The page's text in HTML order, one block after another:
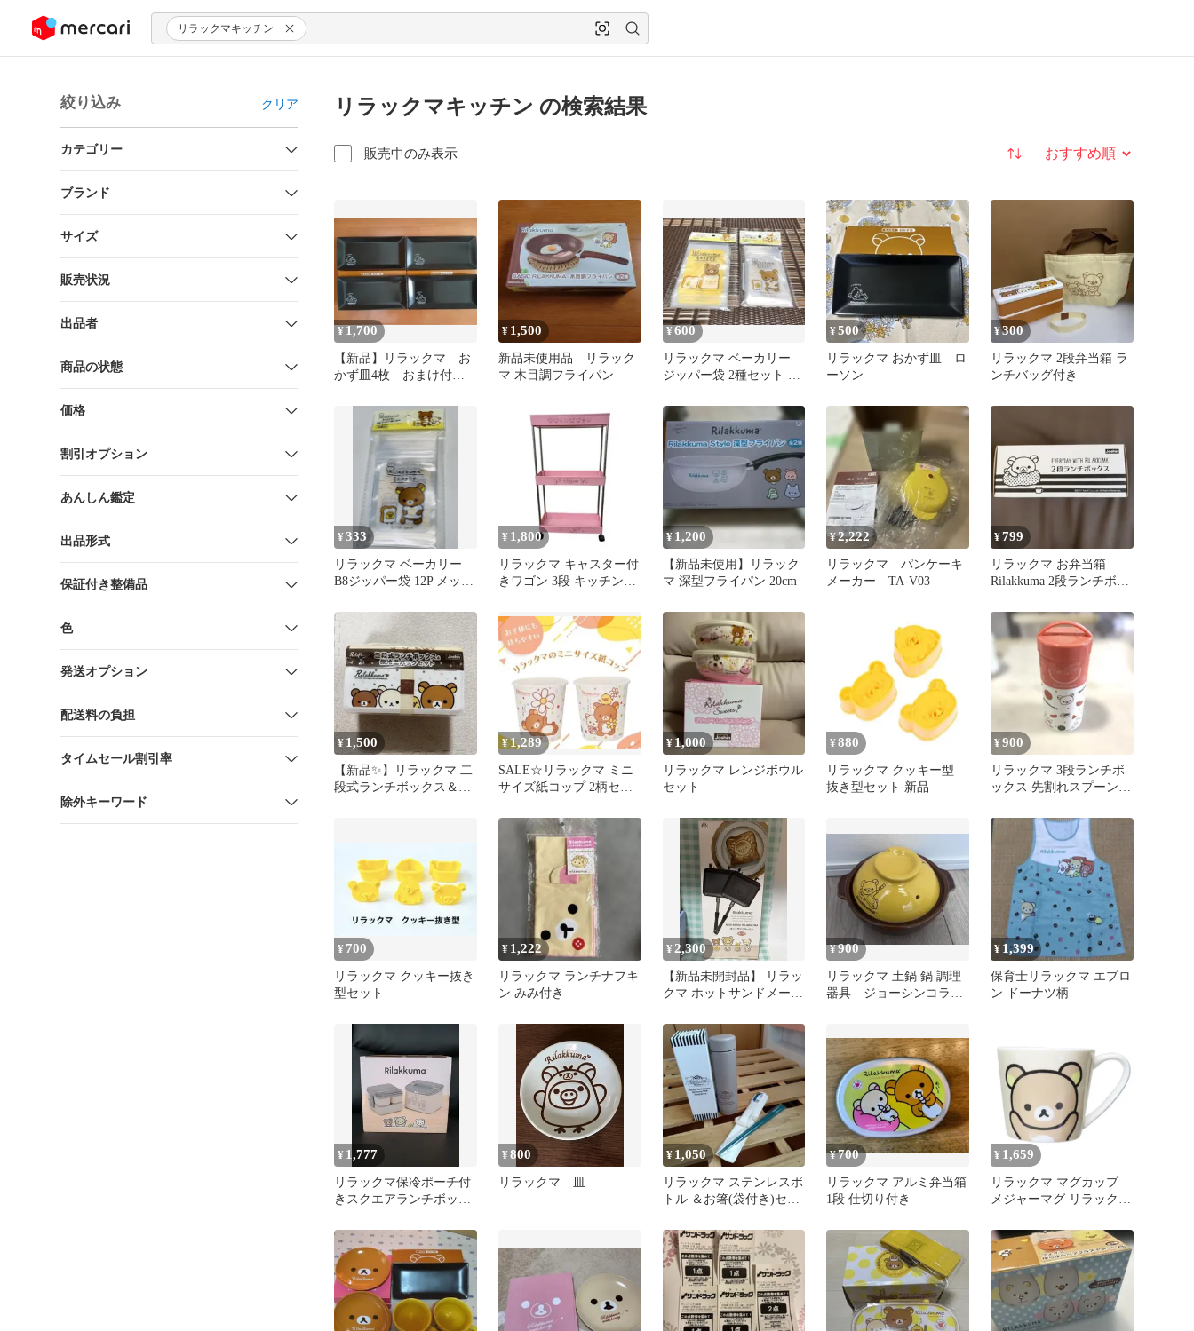
ツにスキップ リラックマキッチン
絞り込み クリア
カテゴリー
ブランド
サイズ
販売状況
出品者
商品の状態
価格
割引オプション
あんしん鑑定
出品形式
保証付き整備品
色
発送オプション
配送料の負担
タイムセール割引率
除外キーワード
リラックマキッチン の検索結果
販売中のみ表示 並び替え
¥ 1,700
【新品】リラックマ お
かず皿4枚 おまけ付
¥ 1,500
新品未使用品 リラック
マ 木目調フライパン
¥600
リラックマ ベーカリー
ジッパー袋 2種セット セ
¥500
リラックマ おかず皿 ロ
ーソン
¥300
リラックマ 2段弁当箱 ラ
ンチバッグ付き
¥333
リラックマ ベーカリー
B8ジッパー袋 12P メッシ
¥ 1,800
リラックマ キャスター付
きワゴン 3段 キッチンワ
¥ 1,200
【新品未使用】リラック
マ 深型フライパン 20cm
¥2,222
リラックマ パンケーキ
メーカー TA-V03
¥799
リラックマ お弁当箱
Rilakkuma 2段ランチボッ
¥ 1,500
【新品✨】リラックマ 二
段式ランチボックス＆保
¥1,289
SALE☆リラックマ ミニ
サイズ紙コップ 2柄セッ
¥ 1,000
リラックマ レンジボウル
セット
¥ 880
リラックマ クッキー型
抜き型セット 新品
¥900
リラックマ 3段ランチボ
ックス 先割れスプーン付
¥ 700
リラックマ クッキー抜き
型セット
¥ 1,222
リラックマ ランチナフキ
ン みみ付き
¥ 2,300
【新品未開封品】 リラッ
クマ ホットサンドメーカ
¥900
リラックマ 土鍋 鍋 調理
器具 ジョーシンコラ
¥ 1,399
保育士リラックマ エプロ
ン ドーナツ柄
¥ 1,777
リラックマ保冷ポーチ付
きスクエアランチボック
¥800
リラックマ 皿
¥ 1,050
リラックマ ステンレスボ
トル ＆お箸(袋付き)セッ
¥700
リラックマ アルミ弁当箱
1段 仕切り付き
¥ 1,659
リラックマ マグカップ
メジャーマグ リラックマ
ァクトリー プレゼント
キャラクター グッズ